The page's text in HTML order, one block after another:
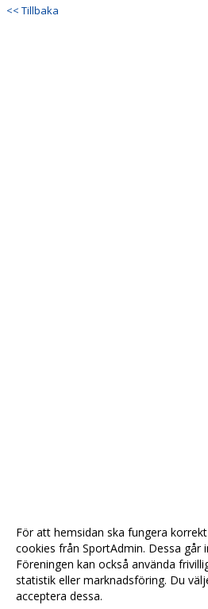
<< Tillbaka
För att hemsidan ska fungera
cookies från SportAdmin. Dessa går
Föreningen kan också använda
statistik eller marknadsföring. Du
acceptera dessa.